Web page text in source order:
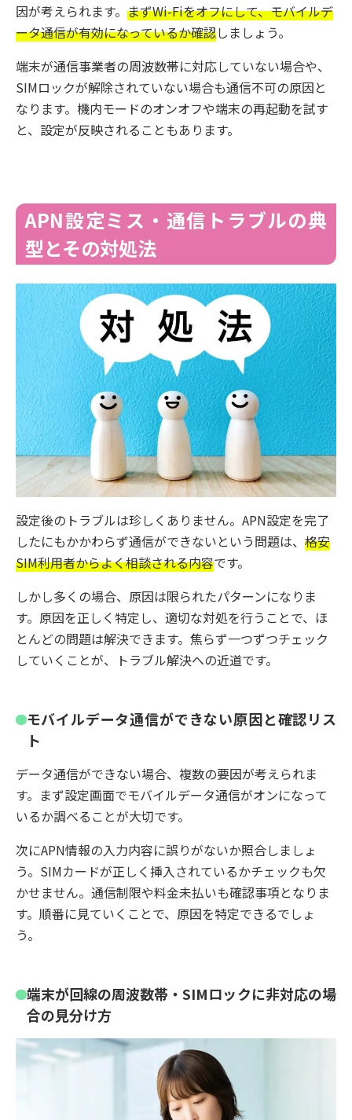
因が考えられます。 まずWi-Fiをオフにして、モバイルデ
ータ通信が有効になっているか確認しましょう。
端末が通信事業者の周波数帯に対応していない場合や、
SIMロックが解除されていない場合も通信不可の原因と
なります。機内モードのオンオフや端末の再起動を試す
と、設定が反映されることもあります。
APN設定ミス・通信トラブルの典
型とその対処法
設定後のトラブルは珍しくありません。APN設定を完了
したにもかかわらず通信ができないという問題は、 格安
SIM利用者からよく相談される内容です。
しかし多くの場合、原因は限られたパターンになりま
す。原因を正しく特定し、適切な対処を行うことで、ほ
とんどの問題は解決できます。焦らず一つずつチェック
していくことが、トラブル解決への近道です。
モバイルデータ通信ができない原因と確認リス
ト
データ通信ができない場合、複数の要因が考えられま
す。まず設定画面でモバイルデータ通信がオンになって
いるか調べることが大切です。
次にAPN情報の入力内容に誤りがないか照合しましょ
う。SIMカードが正しく挿入されているかチェックも欠
かせません。通信制限や料金未払いも確認事項となりま
す。順番に見ていくことで、原因を特定できるでしょ
う。
端末が回線の周波数帯・SIMロックに非対応の場
合の見分け方